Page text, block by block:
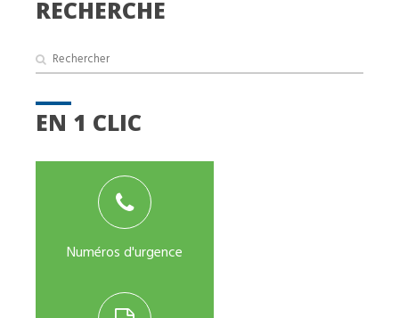
RECHERCHE
EN 1 CLIC
Numéros d'urgence